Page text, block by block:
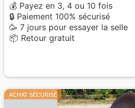
💰 Payez en 3, 4 ou 10 fois
🔒 Paiement 100% sécurisé
🥳 7 jours pour essayer la selle
📦 Retour gratuit
ACHAT SÉCURISÉ